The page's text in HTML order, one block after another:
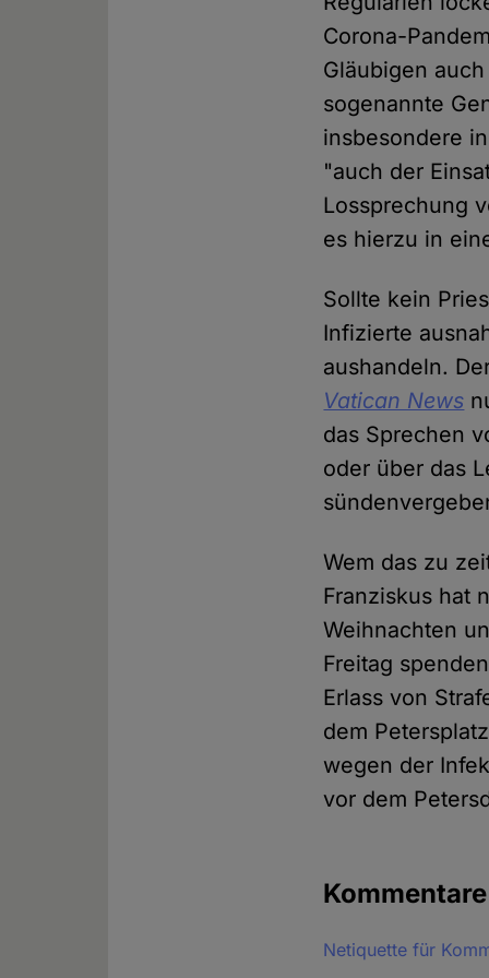
Corona-
Gläubigen
sogenannte
insbesondere
"auch der
Lossprechung
es hierzu in
Sollte kein
Infizierte
aushandeln.
Vatican News
das Sprechen
oder über das
Wem das zu
Franziskus hat
Weihnachten
Freitag
Erlass von
dem
wegen der
vor dem
Kommentare
Netiquette für